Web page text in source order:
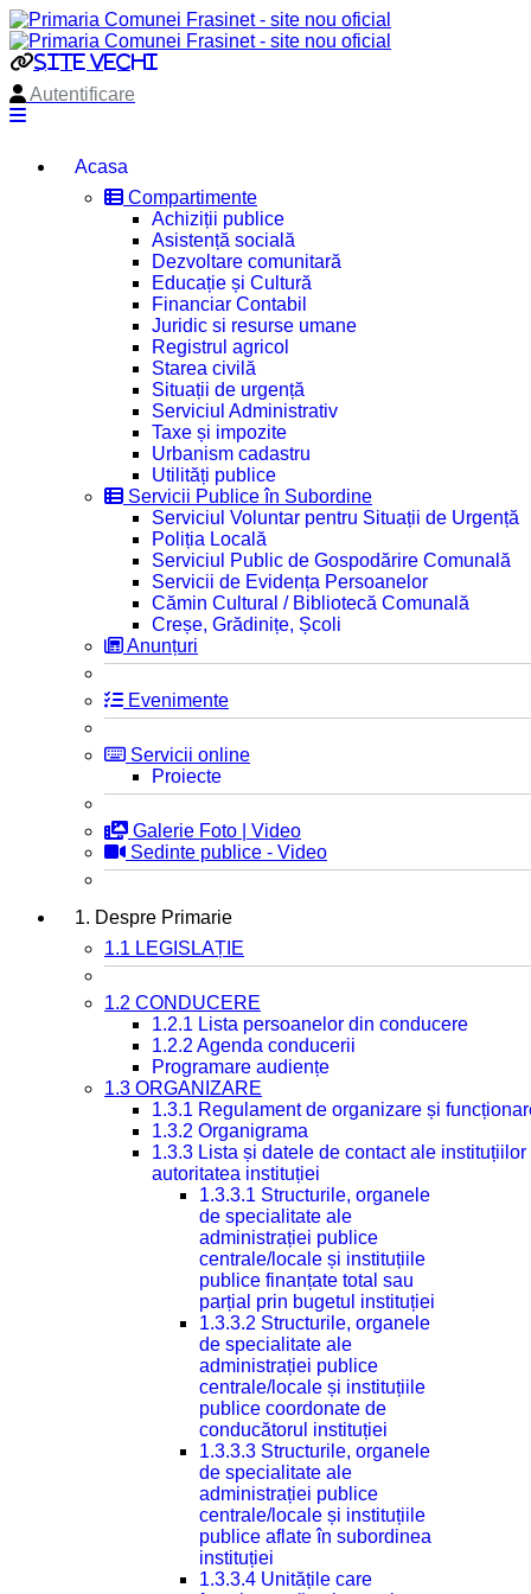
site vechi
Autentificare
Acasa
Compartimente
Achiziții publice
Asistență socială
Dezvoltare comunitară
Educație și Cultură
Financiar Contabil
Juridic si resurse umane
Registrul agricol
Starea civilă
Situații de urgență
Serviciul Administrativ
Taxe și impozite
Urbanism cadastru
Utilități publice
Servicii Publice în Subordine
Serviciul Voluntar pentru Situații de Urgență
Poliția Locală
Serviciul Public de Gospodărire Comunală
Servicii de Evidența Persoanelor
Cămin Cultural / Bibliotecă Comunală
Creșe, Grădinițe, Școli
Anunțuri
Evenimente
Servicii online
Proiecte
Galerie Foto | Video
Sedinte publice - Video
1. Despre Primarie
1.1 LEGISLAȚIE
1.2 CONDUCERE
1.2.1 Lista persoanelor din conducere
1.2.2 Agenda conducerii
Programare audiențe
1.3 ORGANIZARE
1.3.1 Regulament de organizare și
1.3.2 Organigrama
1.3.3 Lista și datele de contact ale
autoritatea instituției
1.3.3.1 Structurile, organele
de specialitate ale
administrației publice
centrale/locale și instituțiile
publice finanțate total sau
parțial prin bugetul instituției
1.3.3.2 Structurile, organele
de specialitate ale
administrației publice
centrale/locale și instituțiile
publice coordonate de
conducătorul instituției
1.3.3.3 Structurile, organele
de specialitate ale
administrației publice
centrale/locale și instituțiile
publice aflate în subordinea
instituției
1.3.3.4 Unitățile care